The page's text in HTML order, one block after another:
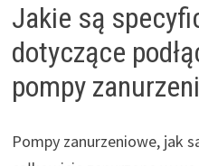
Jakie są
dotyczące
pompy
Pompy zanurzeniowe, jak